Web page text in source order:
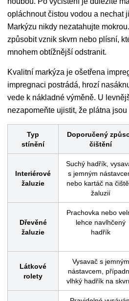
opláchnout čistou vodou a nechat
Markýzu nikdy nezatahujte
způsobit vznik skvrn nebo plísní,
mnohem obtížnější odstranit.
Kvalitní markýza je ošetřena
impregnaci postrádá, hrozí
vede k nákladné výměně. U
nezapomeňte ujistit, že plátna jsou
Typ
stínění
Doporučený
čištění
Interiérové
žaluzie
Suchý hadřík,
s jemným
nebo kartáč na
žaluzií
Dřevěné
žaluzie
Prachovka nebo
lehce navlhčený
hadřík
Látkové
rolety
Vysavač s jemným
nástavcem,
vlhký hadřík na